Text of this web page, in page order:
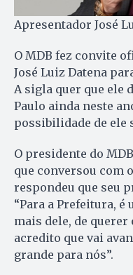
Apresentador José
O MDB fez convite
José Luiz Datena
A sigla quer que ele
Paulo ainda neste
possibilidade de ele
O presidente do
que conversou com
respondeu que seu
“Para a Prefeitura, é
mais dele, de querer
acredito que vai
grande para nós”.